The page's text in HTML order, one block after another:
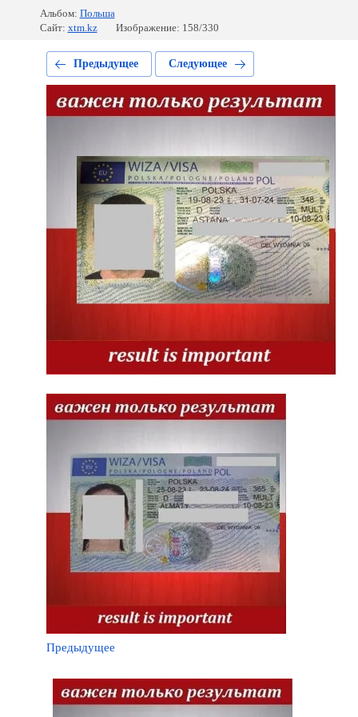
Альбом: Польша
Сайт: xtm.kz Изображение: 158/330
Предыдущее Следующее
Предыдущее